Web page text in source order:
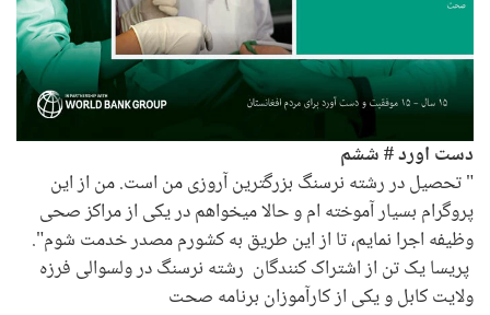
دست اورد # ششم
" تحصیل در رشته نرسنگ بزرگترین آروزی من است. من از این
پروگرام بسیار آموخته ام و حالا میخواهم در یکی از مراکز صحی
وظیفه اجرا نمایم، تا از این طریق به کشورم مصدر خدمت شوم".
پریسا یک تن از اشتراک کنندگان رشته نرسنگ در ولسوالی فرزه
ولایت کابل و یکی از کارآموزان برنامه صحت